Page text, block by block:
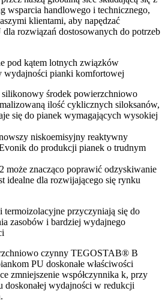
wsparcia handlowego i technicznego,
klientami, aby napędzać
rozwiązań dostosowanych do potrzeb
pod kątem lotnych związków
wydajności pianki komfortowej
środek powierzchniowo
ilość cyklicznych siloksanów,
się do pianek wymagających wysokiej
niskoemisyjny reaktywny
do produkcji pianek o trudnym
znacząco poprawić odzyskiwanie
idealne dla rozwijającego się rynku
termoizolacyjne przyczyniają się do
zasobów i bardziej wydajnego
czynny TEGOSTAB® B
PU doskonałe właściwości
zmniejszenie współczynnika k, przy
doskonałej wydajności w redukcji